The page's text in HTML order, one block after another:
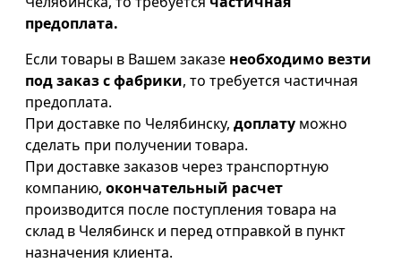
предоплата.
Если товары в Вашем заказе необходимо везти
под заказ с фабрики, то требуется частичная
предоплата.
При доставке по Челябинску, доплату можно
сделать при получении товара.
При доставке заказов через транспортную
компанию, окончательный расчет
производится после поступления товара на
склад в Челябинск и перед отправкой в пункт
назначения клиента.